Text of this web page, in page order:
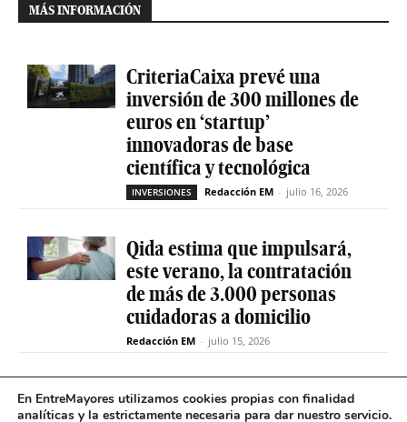
MÁS INFORMACIÓN
CriteriaCaixa prevé una
inversión de 300 millones de
euros en ‘startup’
innovadoras de base
científica y tecnológica
INVERSIONES Redacción EM - julio 16, 2026
Qida estima que impulsará,
este verano, la contratación
de más de 3.000 personas
cuidadoras a domicilio
Redacción EM - julio 15, 2026
La sociedad de capital riesgo
Axis invertirá hasta 15
En EntreMayores utilizamos cookies propias con finalidad
analíticas y la estrictamente necesaria para dar nuestro servicio.